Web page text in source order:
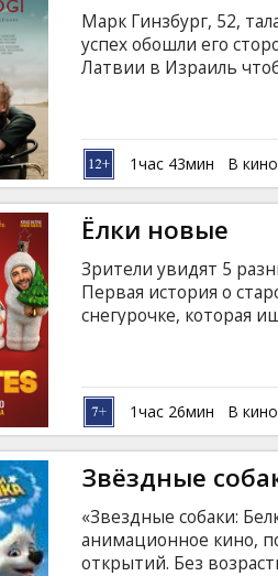
Марк Гинзбург, 52,
успех обошли его
Латвии в Израиль
диагностируют
в Юрмале, и отец с
ненависти к любви.
языке.
1час 43мин В
Ёлки новые
Зрители увидят 5
Первая история о
снегурочке, которая
прочность юного
объединяет поиск
маленький мальчик из
латышском языке.
1час 26мин В
Звёздные
«Звездные собаки:
анимационное кино,
открытий. Без